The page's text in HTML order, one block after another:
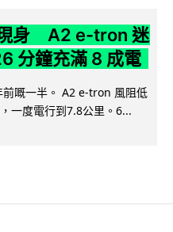
身 A2 e-tron 迷
分鐘充滿 8 成電
嘅一半。 A2 e-tron 風阻低
一度電行到7.8公里。6...